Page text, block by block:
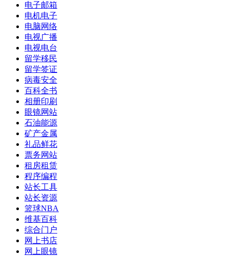
电子邮箱
电机电子
电脑网络
电视广播
电视电台
留学移民
留学签证
病毒安全
百科全书
相册印刷
眼镜网站
石油能源
矿产金属
礼品鲜花
票务网站
租房租赁
程序编程
站长工具
站长资源
篮球NBA
维基百科
综合门户
网上书店
网上眼镜